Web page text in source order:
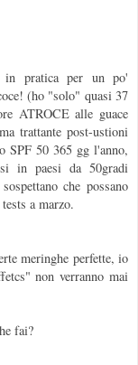
in pratica per un po'
(ho "solo" quasi 37
ATROCE alle guace
trattante post-ustioni
SPF 50 365 gg l'anno,
in paesi da 50gradi
che possano
a marzo.
meringhe perfette, io
non verranno mai
fai?